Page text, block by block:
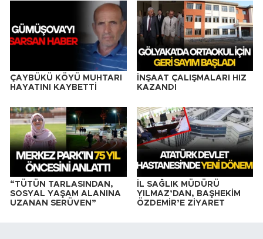
ÇAYBÜKÜ KÖYÜ MUHTARI
HAYATINI KAYBETTİ
İNŞAAT ÇALIŞMALARI HIZ
KAZANDI
“TÜTÜN TARLASINDAN,
SOSYAL YAŞAM ALANINA
UZANAN SERÜVEN”
İL SAĞLIK MÜDÜRÜ
YILMAZ’DAN, BAŞHEKİM
ÖZDEMİR’E ZİYARET